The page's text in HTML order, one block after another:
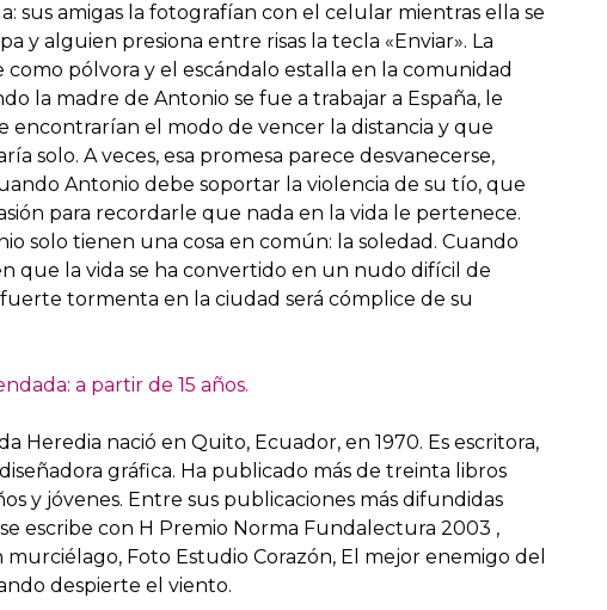
sus amigas la fotografían con el celular mientras ella se
y alguien presiona entre risas la tecla «Enviar». La
como pólvora y el escándalo estalla en la comunidad
la madre de Antonio se fue a trabajar a España, le
encontrarían el modo de vencer la distancia y que
solo. A veces, esa promesa parece desvanecerse,
Antonio debe soportar la violencia de su tío, que
para recordarle que nada en la vida le pertenece.
solo tienen una cosa en común: la soledad. Cuando
que la vida se ha convertido en un nudo difícil de
tormenta en la ciudad será cómplice de su
a partir de 15 años.
Heredia nació en Quito, Ecuador, en 1970. Es escritora,
gráfica. Ha publicado más de treinta libros
y jóvenes. Entre sus publicaciones más difundidas
escribe con H Premio Norma Fundalectura 2003 ,
murciélago, Foto Estudio Corazón, El mejor enemigo del
despierte el viento.